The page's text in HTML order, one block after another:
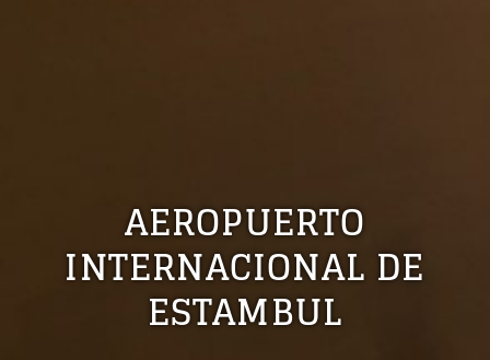
AEROPUERTO
INTERNACIONAL DE
ESTAMBUL